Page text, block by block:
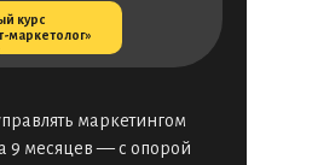
маркетингом
9 месяцев — с опорой
курс
маркетолог»